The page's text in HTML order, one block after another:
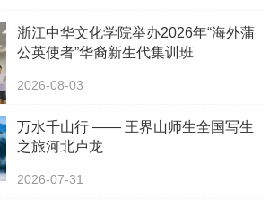
浙江中华文化学院举办2026年“海外蒲
公英使者”华裔新生代集训班
2026-08-03
万水千山行 —— 王界山师生全国写生
之旅河北卢龙
2026-07-31